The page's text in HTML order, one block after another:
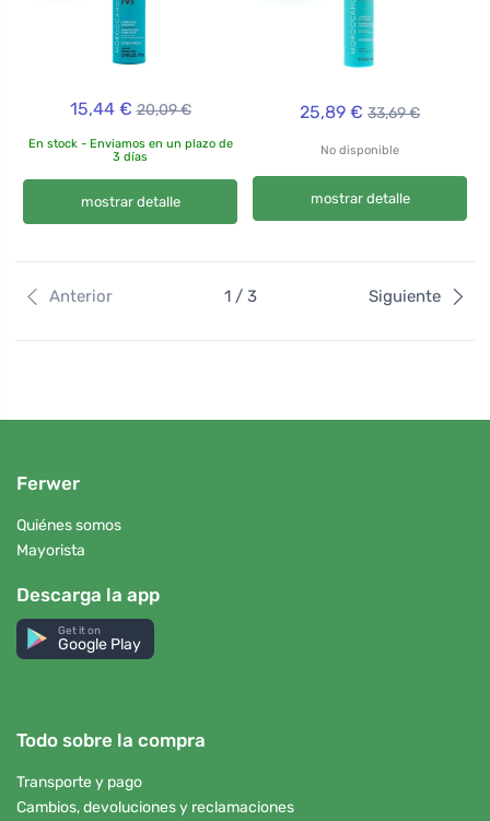
15,44 € 20,09 €
En stock - Enviamos en un plazo de
3 días
mostrar detalle
25,89 € 33,69 €
No disponible
mostrar detalle
Anterior 1 / 3 Siguiente
Ferwer
Quiénes somos
Mayorista
Descarga la app
Get it on
Google Play
Todo sobre la compra
Transporte y pago
Cambios, devoluciones y reclamaciones